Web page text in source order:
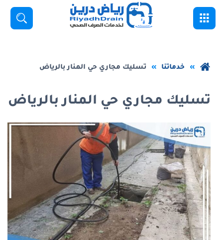
تخطي
الصفحة
الرئيسية
خدماتنا تسليك مجاري حي المنار بالرياض
تسليك مجاري حي المنار بالرياض